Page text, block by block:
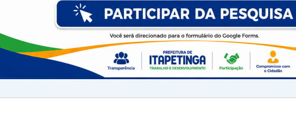
servidores de acordo com a diretriz do prefeito Rodrigo Hagge, para
oferecer o melhor serviço e […]